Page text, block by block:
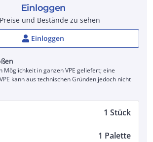
Einloggen
und Bestände zu sehen
Einloggen
Möglichkeit in ganzen VPE geliefert; eine
kann aus technischen Gründen jedoch nicht
1 Stück
1 Palette